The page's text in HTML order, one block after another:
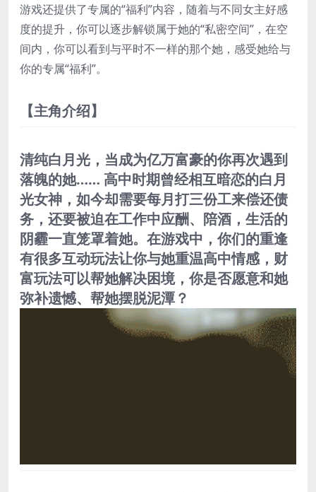
游戏还提供了专属的“福利”内容，随着与不同女主好感
度的提升，你可以逐步解锁属于她的“私密空间”，在空
间内，你可以看到与平时不一样的那个她，感受她给与
你的专属“福利”。
【主角介绍】
清纯白月光，当成为亿万富豪的你再次遇到
落魄的她…… 高中时期曾经相互暗恋的白月
光女神，如今却需要每月打三份工来偿还债
务，还要被迫在工作中应酬、陪酒，生活的
阴霾一直笼罩着她。在游戏中，你们的重逢
有很多互动玩法让你与她重温高中情感，财
富玩法可以帮她解决困境，你是否愿意和她
弥补遗憾、帮她摆脱泥潭？